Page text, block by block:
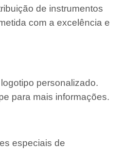
de instrumentos
com a excelência e
personalizado.
para mais informações.
especiais de